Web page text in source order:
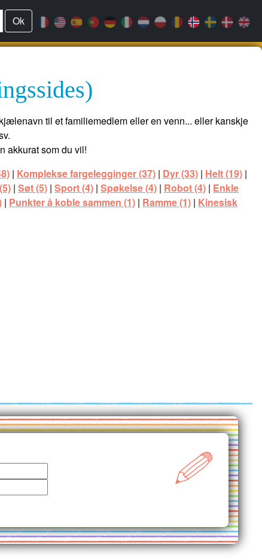
Ok
til et familiemedlem eller en venn... eller kanskje
akkurat som du vil!
| Komplekse fargelegginger (37) | Dyr (33) | Helt (19) |
| Søt (5) | Sport (4) | Spøkelse (4) | Robot (4) | Enkle
| Punkter å koble sammen (1) | Ramme (1) | Kinesisk